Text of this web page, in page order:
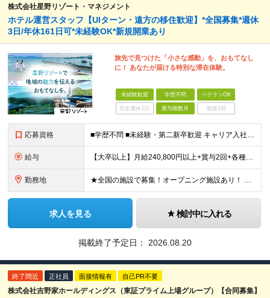
株式会社星野リゾート・マネジメント
ホテル運営スタッフ【UIターン・遠方の移住歓迎】*全国募集*週休
3日/年休161日可*未経験OK*新規開業あり
旅先で見つけた「小さな感動」を、おもてなし
に！ あなたが届ける特別な滞在体験。
未経験歓迎 学歴不問 ベテランOK
完全週休2日 賞与複数月 面接1回
応募資格 ■学歴不問 ■未経験・第二新卒歓迎 キャリア入社のメンバーは元美容師、営業、教員などさまざま！ 『遠方への引っ越しが可能な方』や『地方に行ってみたい・勤務したい方』なども この機会に新しい人生にチャ
給与 【大卒以上】月給240,800円以上+賞与2回+各種手当 【短大・専門学校卒】月給204,400円以上+賞与2回+各種手当 【上記以外】月給187,000円以上+賞与2回+各種手当 ※経験、資格、能
勤務地 ★全国の施設で募集！オープニング施設あり！ ★希望しない転勤原則なし 【積極採用エリア】 ■界 蔵王（26年10月開業予定） ※開業前に入社された場合、全国の星野リゾートの施設で勤務後、開業時期に異
求人を見る 検討中に入れる
掲載終了予定日： 2026.08.20
終了間近 正社員 面接情報有 自己PR不要
株式会社吉野家ホールディングス（東証プライム上場グループ）【合同募集】